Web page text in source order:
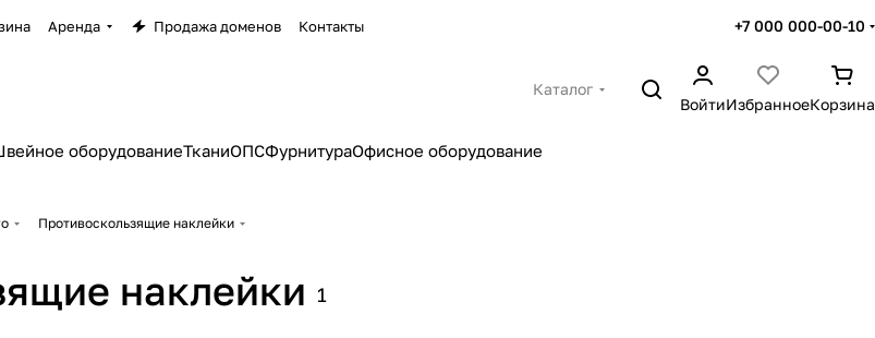
Аренда Продажа доменов Контакты +7 000 000-00-10
Каталог
ВойтиИзбранноеКорзина
оборудованиеТканиОПСФурнитураОфисное оборудование
Противоскользящие наклейки
наклейки 1